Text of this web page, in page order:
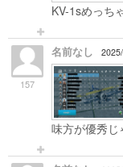
KV-1sめっち
157
名前なし
味方が優秀じ